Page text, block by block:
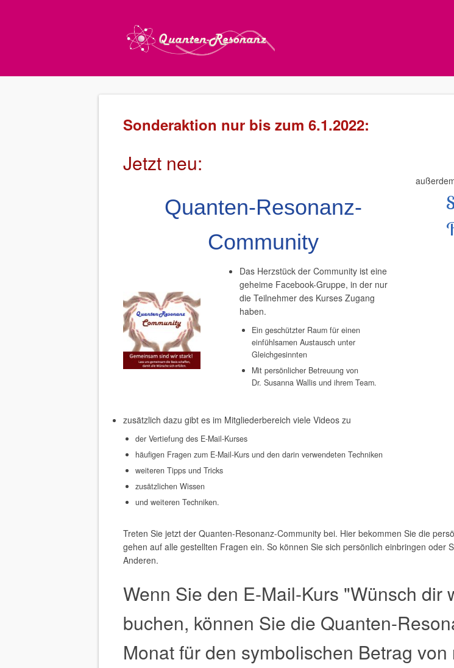
Sonderaktion nur bis zum 6.1.2022:
Jetzt neu:
Quanten-Resonanz-
Community
Das Herzstück der Community ist eine
geheime Facebook-Gruppe, in der nur
die Teilnehmer des Kurses Zugang
haben.
Ein geschützter Raum für einen
einfühlsamen Austausch unter
Gleichgesinnten
Mit persönlicher Betreuung von
Dr. Susanna Wallis und ihrem Team.
zusätzlich dazu gibt es im Mitgliederbereich viele Videos zu
der Vertiefung des E-Mail-Kurses
häufigen Fragen zum E-Mail-Kurs und den darin verwendeten Techniken
weiteren Tipps und Tricks
zusätzlichen Wissen
und weiteren Techniken.
Treten Sie jetzt der Quanten-Resonanz-Community bei. Hier bekommen Sie die
gehen auf alle gestellten Fragen ein. So können Sie sich persönlich einbringen oder
Anderen.
Wenn Sie den E-Mail-Kurs "Wünsch dir
buchen, können Sie die Quanten-
Monat für den symbolischen Betrag von